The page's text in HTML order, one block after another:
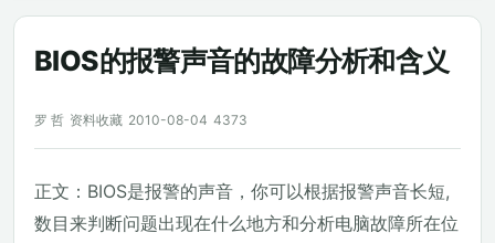
BIOS的报警声音的故障分析和含义
罗 哲 资料收藏 2010-08-04 4373
正文：BIOS是报警的声音，你可以根据报警声音长短,
数目来判断问题出现在什么地方和分析电脑故障所在位